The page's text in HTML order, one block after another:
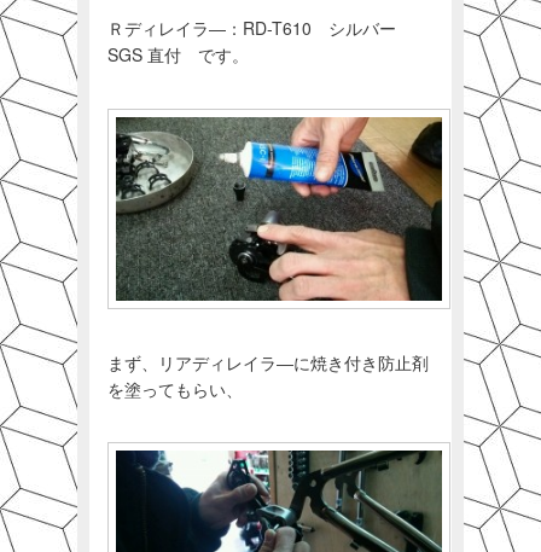
Ｒディレイラ―：RD-T610 シルバー
SGS 直付 です。
まず、リアディレイラ―に焼き付き防止剤
を塗ってもらい、